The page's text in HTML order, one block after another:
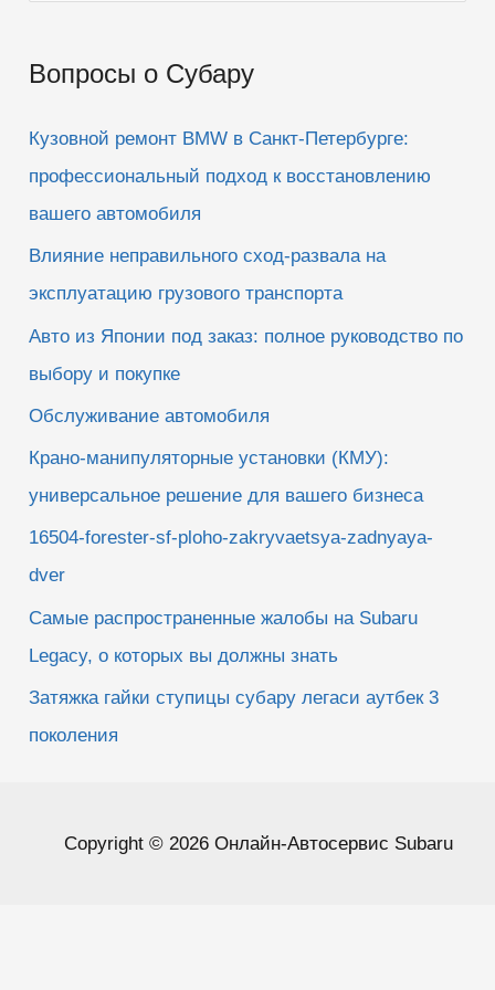
о
с
Вопросы о Субару
Кузовной ремонт BMW в Санкт-Петербурге:
профессиональный подход к восстановлению
вашего автомобиля
Влияние неправильного сход-развала на
эксплуатацию грузового транспорта
Авто из Японии под заказ: полное руководство по
выбору и покупке
Обслуживание автомобиля
Крано-манипуляторные установки (КМУ):
универсальное решение для вашего бизнеса
16504-forester-sf-ploho-zakryvaetsya-zadnyaya-
dver
Самые распространенные жалобы на Subaru
Legacy, о которых вы должны знать
Затяжка гайки ступицы субару легаси аутбек 3
поколения
Copyright © 2026 Онлайн-Автосервис Subaru